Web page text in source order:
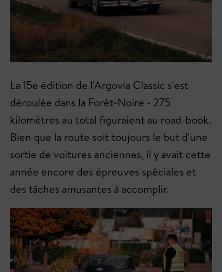
La 15e édition de l'Argovia Classic s'est
déroulée dans la Forêt-Noire - 275
kilomètres au total figuraient au road-book.
Bien que la route soit toujours le but d'une
sortie de voitures anciennes, il y avait cette
année encore des épreuves spéciales et
des tâches amusantes à accomplir.